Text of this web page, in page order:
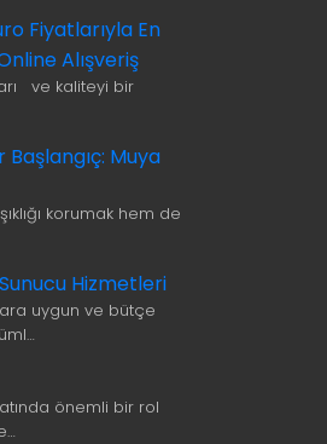
Fiyatlarıyla En
Alışveriş
ve kaliteyi bir
Başlangıç: Muya
korumak hem de
Hizmetleri
uygun ve bütçe
önemli bir rol